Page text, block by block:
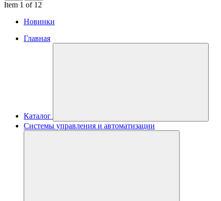
Item 1 of 12
Новинки
Главная
Каталог
Системы управления и автоматизации